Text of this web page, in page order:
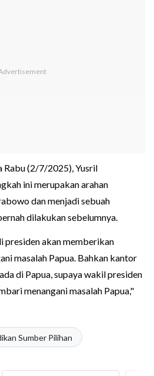
Rabu (2/7/2025), Yusril
ini merupakan arahan
dan menjadi sebuah
dilakukan sebelumnya.
presiden akan memberikan
masalah Papua. Bahkan kantor
di Papua, supaya wakil presiden
menangani masalah Papua,"
Sumber Pilihan